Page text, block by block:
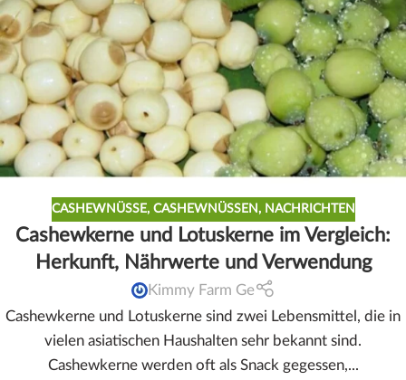
CASHEWNÜSSE, CASHEWNÜSSEN, NACHRICHTEN
Cashewkerne und Lotuskerne im Vergleich:
Herkunft, Nährwerte und Verwendung
Kimmy Farm Ge
Cashewkerne und Lotuskerne sind zwei Lebensmittel, die in
vielen asiatischen Haushalten sehr bekannt sind.
Cashewkerne werden oft als Snack gegessen,...